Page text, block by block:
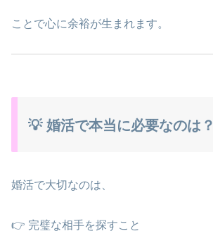
ことで心に余裕が生まれます。
💡 婚活で本当に必要なのは？
婚活で大切なのは、
👉 完璧な相手を探すこと